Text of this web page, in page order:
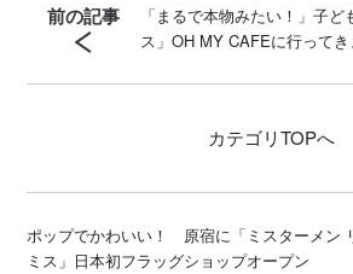
前の記事
「まるで本物みたい！」子
ス」OH MY CAFEに行ってき
カテゴリTOPへ
ポップでかわいい！ 原宿に「ミスターメン
ミス」日本初フラッグショップオープン